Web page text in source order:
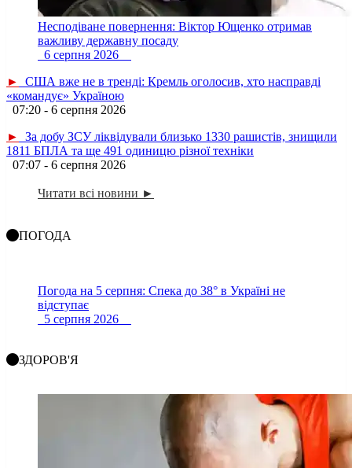
Несподіване повернення: Віктор Ющенко отримав
важливу державну посаду
6 серпня 2026
►
США вже не в тренді: Кремль оголосив, хто насправді
«командує» Україною
07:20 - 6 серпня 2026
►
За добу ЗСУ ліквідували близько 1330 рашистів, знищили
1811 БПЛА та ще 491 одиницю різної техніки
07:07 - 6 серпня 2026
Читати всі новини ►
ПОГОДА
Погода на 5 серпня: Спека до 38° в Україні не
відступає
5 серпня 2026
ЗДОРОВ'Я